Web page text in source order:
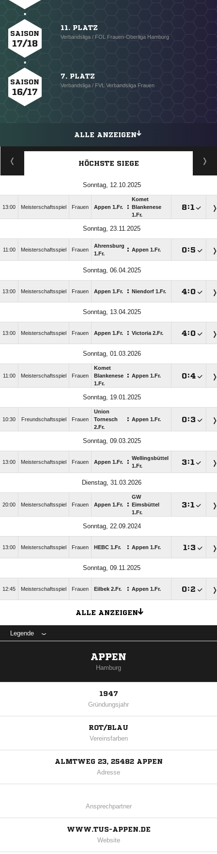
SAISON
17/18
11. PLATZ
Verbandsliga / FOL Frauen-Oberliga Hamburg
SAISON
16/17
7. PLATZ
Verbandsliga / FVL Verbandsliga Frauen
ALLE ANZEIGEN
HÖCHSTE SIEGE
Sonntag, 12.10.2025
13:00 Meisterschaftsspiel Frauen Appen 1.Fr. :
Komet
Blankenese
1.Fr.
:
Sonntag, 23.11.2025
11:00 Meisterschaftsspiel Frauen
Ahrensburg
1.Fr.
: Appen 1.Fr. :
Sonntag, 06.04.2025
13:00 Meisterschaftsspiel Frauen Appen 1.Fr. : Niendorf 1.Fr. :
Sonntag, 13.04.2025
13:00 Meisterschaftsspiel Frauen Appen 1.Fr. : Victoria 2.Fr. :
Sonntag, 01.03.2026
11:00 Meisterschaftsspiel Frauen
Komet
Blankenese
1.Fr.
: Appen 1.Fr. :
Sonntag, 19.01.2025
10:30 Freundschaftsspiel Frauen
Union
Tornesch
2.Fr.
: Appen 1.Fr. :
Sonntag, 09.03.2025
13:00 Meisterschaftsspiel Frauen Appen 1.Fr. : Wellingsbüttel
1.Fr.
:
Dienstag, 31.03.2026
20:00 Meisterschaftsspiel Frauen Appen 1.Fr. :
GW
Eimsbüttel
1.Fr.
:
Sonntag, 22.09.2024
13:00 Meisterschaftsspiel Frauen HEBC 1.Fr. : Appen 1.Fr. :
Sonntag, 09.11.2025
12:45 Meisterschaftsspiel Frauen Eilbek 2.Fr. : Appen 1.Fr. :
ALLE ANZEIGEN
Legende
APPEN
Hamburg
1947
Gründungsjahr
ROT/BLAU
Vereinsfarben
ALMTWEG 23, 25482 APPEN
Adresse
Ansprechpartner
WWW.TUS-APPEN.DE
Website